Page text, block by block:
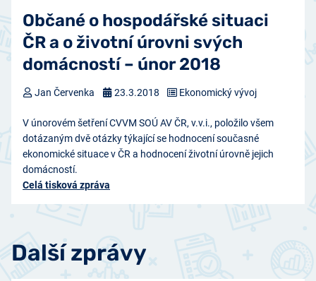
Občané o hospodářské situaci
ČR a o životní úrovni svých
domácností – únor 2018
V únorovém šetření CVVM SOÚ AV ČR, v.v.i., položilo všem
dotázaným dvě otázky týkající se hodnocení současné
ekonomické situace v ČR a hodnocení životní úrovně jejich
domácností.
Celá tisková zpráva
Jan Červenka 23.3.2018 Ekonomický vývoj
Další zprávy